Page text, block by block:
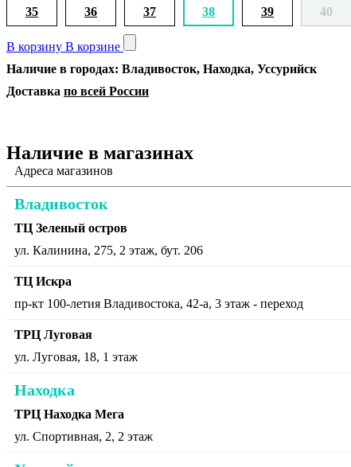
35 36 37 38 39 40
В корзину В корзине
Наличие в городах: Владивосток, Находка, Уссурийск
Доставка по всей России
Наличие в магазинах
Адреса магазинов
Владивосток
ТЦ Зеленый остров
ул. Калинина, 275, 2 этаж, бут. 206
ТЦ Искра
пр-кт 100-летия Владивостока, 42-а, 3 этаж - переход
ТРЦ Луговая
ул. Луговая, 18, 1 этаж
Находка
ТРЦ Находка Мега
ул. Спортивная, 2, 2 этаж